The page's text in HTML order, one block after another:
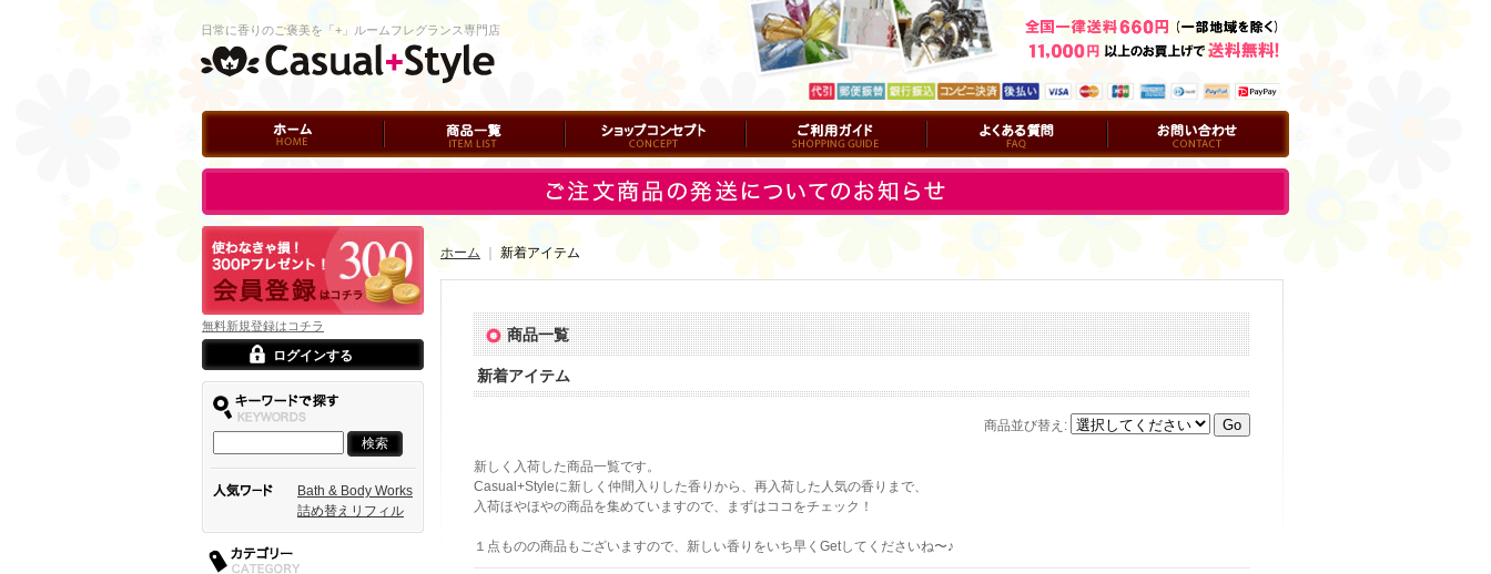
ホーム 商品一覧 ショップコンセプト ご利用ガイド よくある質問 お問い合わせ
日常に香りのご褒美を「+」ルームフレグランス専門店
ログイン
無料新規登録はコチラ
ログインする
Bath & Body Works
詰め替えリフィル
ホーム 新着アイテム
商品一覧
新着アイテム
商品並び替え :
新しく入荷した商品一覧です。
Casual+Styleに新しく仲間入りした香りから、再入荷した人気の香りまで、
入荷ほやほやの商品を集めていますので、まずはココをチェック！
１点ものの商品もございますので、新しい香りをいち早くGetしてくださいね〜♪